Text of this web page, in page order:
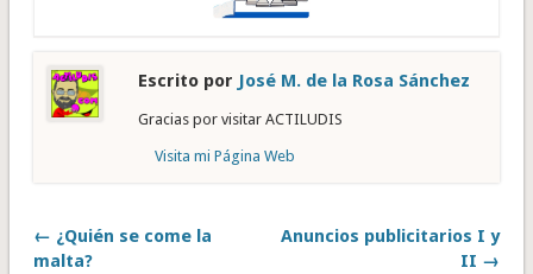
Escrito por José M. de la Rosa Sánchez
Gracias por visitar ACTILUDIS
Visita mi Página Web
← ¿Quién se come la
malta?
Anuncios publicitarios I y
II →